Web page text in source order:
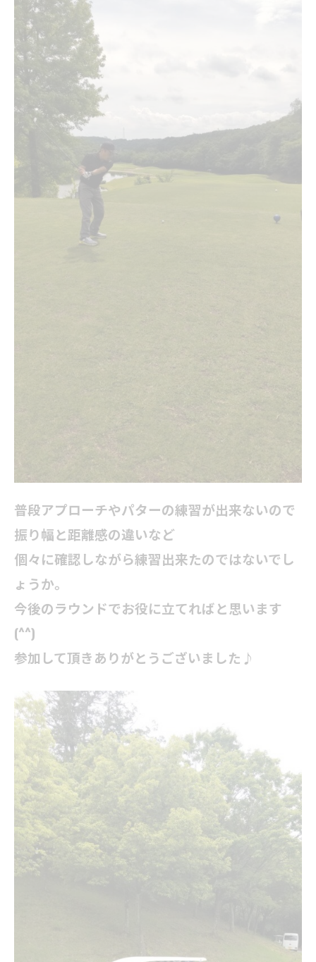
普段アプローチやパターの練習が出来ないので
振り幅と距離感の違いなど
個々に確認しながら練習出来たのではないでし
ょうか。
今後のラウンドでお役に立てればと思います
(^^)
参加して頂きありがとうございました♪